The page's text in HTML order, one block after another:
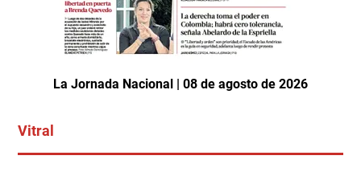
La Jornada Nacional | 08 de agosto de 2026
Vitral